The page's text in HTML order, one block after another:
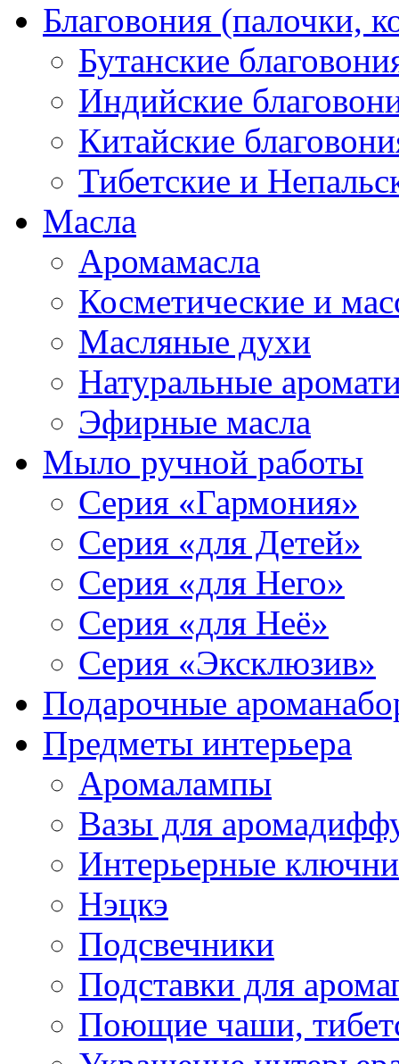
Благовония (палочки,
Бутанские
Индийские
Китайские
Тибетские и
Масла
Аромамасла
Косметические и
Масляные духи
Натуральные
Эфирные масла
Мыло ручной работы
Серия «Гармония»
Серия «для Детей»
Серия «для Него»
Серия «для Неё»
Серия «Эксклюзив»
Подарочные
Предметы интерьера
Аромалампы
Вазы для
Интерьерные
Нэцкэ
Подсвечники
Подставки для
Поющие чаши,